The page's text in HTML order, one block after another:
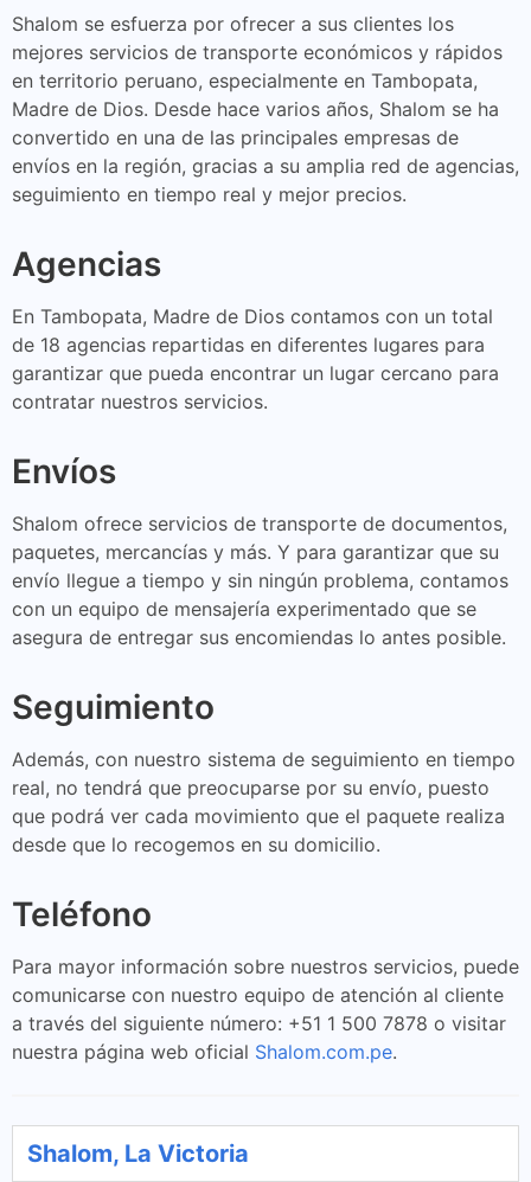
Shalom se esfuerza por ofrecer a sus clientes los
mejores servicios de transporte económicos y rápidos
en territorio peruano, especialmente en Tambopata,
Madre de Dios. Desde hace varios años, Shalom se ha
convertido en una de las principales empresas de
envíos en la región, gracias a su amplia red de agencias,
seguimiento en tiempo real y mejor precios.
Agencias
En Tambopata, Madre de Dios contamos con un total
de 18 agencias repartidas en diferentes lugares para
garantizar que pueda encontrar un lugar cercano para
contratar nuestros servicios.
Envíos
Shalom ofrece servicios de transporte de documentos,
paquetes, mercancías y más. Y para garantizar que su
envío llegue a tiempo y sin ningún problema, contamos
con un equipo de mensajería experimentado que se
asegura de entregar sus encomiendas lo antes posible.
Seguimiento
Además, con nuestro sistema de seguimiento en tiempo
real, no tendrá que preocuparse por su envío, puesto
que podrá ver cada movimiento que el paquete realiza
desde que lo recogemos en su domicilio.
Teléfono
Para mayor información sobre nuestros servicios, puede
comunicarse con nuestro equipo de atención al cliente
a través del siguiente número: +51 1 500 7878 o visitar
nuestra página web oficial Shalom.com.pe.
Shalom, La Victoria